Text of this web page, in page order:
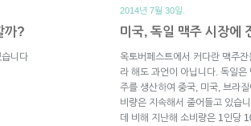
까?
니다
2014년 7월 30일.
미국, 독일 맥주 시장에
옥토버페스트에서 커다란 맥주
라 해도 과언이 아닙니다. 독일
주를 생산하여 중국, 미국, 브라
비량은 지속해서 줄어들고 있습
데 비해 지난해 소비량은 1인당